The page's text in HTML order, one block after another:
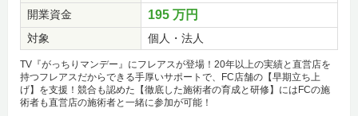
開業資金
195 万円
対象 個人・法人
TV『がっちりマンデー』にフレアスが登場！20年以上の実績と直営店を
持つフレアスだからできる手厚いサポートで、FC店舗の【早期立ち上
げ】を支援！競合も認めた【徹底した施術者の育成と研修】にはFCの施
術者も直営店の施術者と一緒に参加が可能！